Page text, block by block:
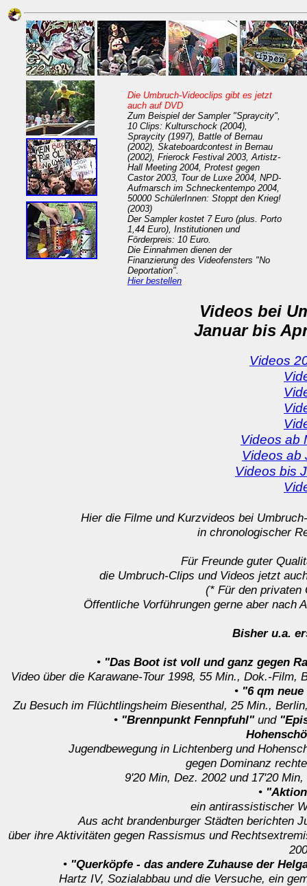
Die Umbruch-Videoclips gibt es jetzt
auch auf DVD
Zum Beispiel der Sampler "Spraycity",
10 Clips: Kulturschock (2004),
Spraycity (1997), Battle of Bernau
(2002), Skateboardcontest in Bernau
(2002), Frierock Festival 2003, Artistz-
Hall Meeting 2004, Protest gegen
Castor 2003, Tour de Luxe 2004, NPD-
Aufmarsch im Schneckentempo 2004,
50000 SchülerInnen: Stoppt den Krieg!
(2003)
Der Sampler kostet 7 Euro (plus. Porto
1,44 Euro), Institutionen und
Förderpreis: 10 Euro.
Die Einnahmen dienen der
Finanzierung des Videofensters "No
Deportation".
Hier bestellen
Videos bei
Januar bis
Videos
Videos ab
Videos ab
Videos bis
Hier die Filme und Kurzvideos bei
in chronologischer
Für Freunde guter
die Umbruch-Clips und Videos jetzt
(* Für den privaten
Öffentliche Vorführungen gerne aber nach
Bisher u.a.
• "Das Boot ist voll und ganz gegen
Video über die Karawane-Tour 1998, 55 Min., Dok.-Film,
• "6 qm
Zu Besuch im Flüchtlingsheim Biesenthal, 25 Min.,
• "Brennpunkt Fennpfuhl"und
Jugendbewegung in Lichtenberg und
gegen Dominanz
9'20 Min, Dez. 2002 und 17'20 Min,
•
ein antirassistischer
Aus acht brandenburger Städten berichten
über ihre Aktivitäten gegen Rassismus und
• "Querköpfe - das andere Zuhause der
Hartz IV, Sozialabbau und die Versuche, ein